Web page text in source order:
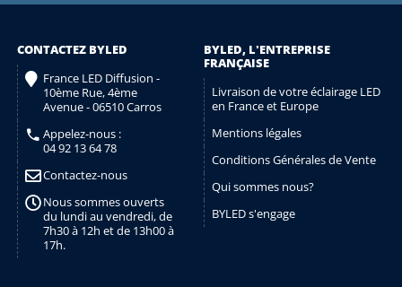
CONTACTEZ BYLED
France LED Diffusion -
10ème Rue, 4ème
Avenue - 06510 Carros
Appelez-nous :
04 92 13 64 78
Contactez-nous
Nous sommes ouverts
du lundi au vendredi, de
7h30 à 12h et de 13h00 à
17h.
BYLED, L'ENTREPRISE
FRANÇAISE
Livraison de votre éclairage LED
en France et Europe
Mentions légales
Conditions Générales de Vente
Qui sommes nous?
BYLED s'engage